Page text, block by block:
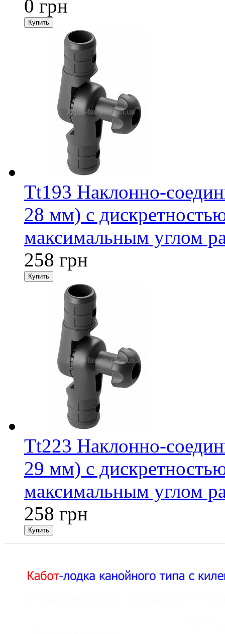
0 грн
Tt193 Наклонно-
28 мм) с
максимальным углом
258 грн
Tt223 Наклонно-
29 мм) с
максимальным углом
258 грн